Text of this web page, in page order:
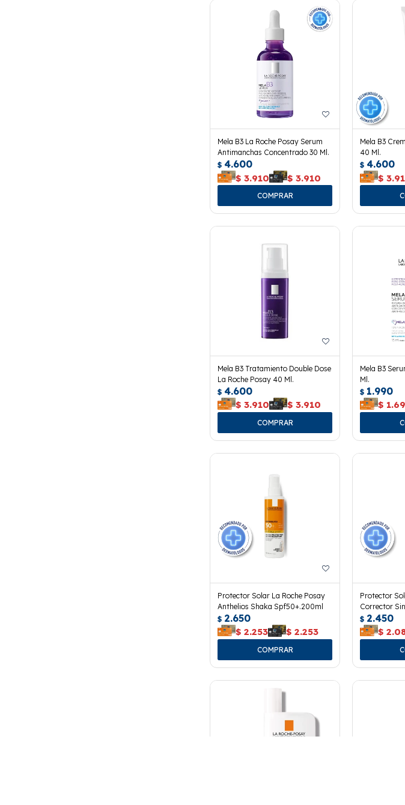
Mela B3 La Roche Posay Serum
Antimanchas Concentrado 30 Ml.
$ 4.600
$ 3.910 $ 3.910
Mela B3
40 Ml.
$ 4.600
$
Mela B3 Tratamiento Double Dose
La Roche Posay 40 Ml.
$ 4.600
$ 3.910 $ 3.910
Mela B3
Ml.
$ 1.990
$
Protector Solar La Roche Posay
Anthelios Shaka Spf50+.200ml
$ 2.650
$ 2.253 $ 2.253
Protector
Corrector
$ 2.450
$